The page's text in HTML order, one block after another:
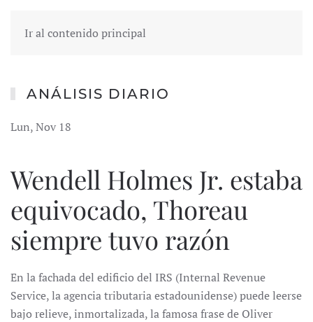
Ir al contenido principal
ANÁLISIS DIARIO
Lun, Nov 18
Wendell Holmes Jr. estaba
equivocado, Thoreau
siempre tuvo razón
En la fachada del edificio del IRS (Internal Revenue
Service, la agencia tributaria estadounidense) puede leerse
bajo relieve, inmortalizada, la famosa frase de Oliver